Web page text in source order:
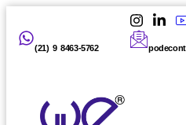
(21) 9 8463-5762